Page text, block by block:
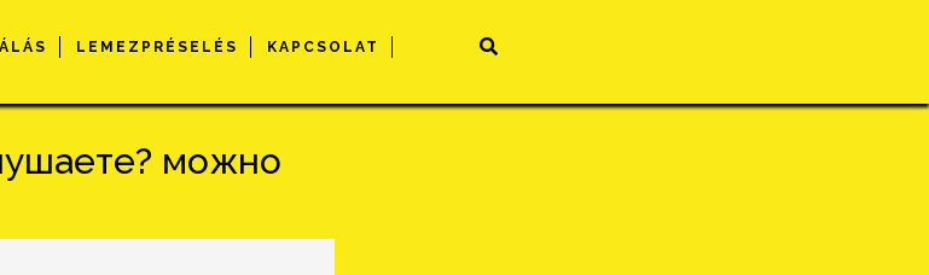
LEMEZPRÉSELÉS KAPCSOLAT
можно